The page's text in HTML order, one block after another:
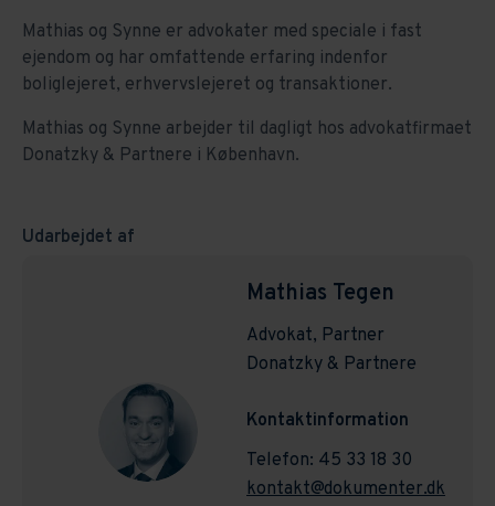
Mathias og Synne er advokater med speciale i fast
ejendom og har omfattende erfaring indenfor
boliglejeret, erhvervslejeret og transaktioner.
Mathias og Synne arbejder til dagligt hos advokatfirmaet
Donatzky & Partnere i København.
Udarbejdet af
Mathias Tegen
Advokat, Partner
Donatzky & Partnere
Kontaktinformation
Telefon: 45 33 18 30
kontakt@dokumenter.dk